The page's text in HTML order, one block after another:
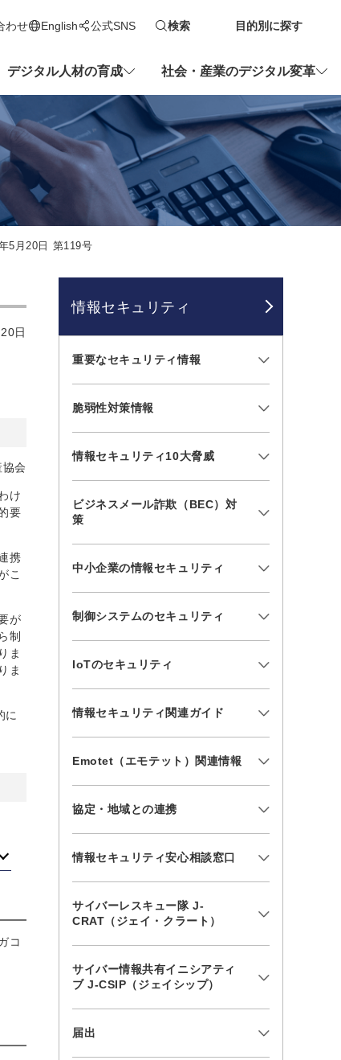
わせ English
新しいタブで開きます
公式SNS 検索 目的別に探す
デジタル人材の育成 社会・産業のデジタル変革
5月20日 第119号
日
会
け
要
携
こ
が
制
ま
ま
に
コ
情報セキュリティ
重要なセキュリティ情報
脆弱性対策情報
情報セキュリティ10大脅威
ビジネスメール詐欺（BEC）対
策
中小企業の情報セキュリティ
制御システムのセキュリティ
IoTのセキュリティ
情報セキュリティ関連ガイド
Emotet（エモテット）関連情報
協定・地域との連携
情報セキュリティ安心相談窓口
サイバーレスキュー隊 J-
CRAT（ジェイ・クラート）
サイバー情報共有イニシアティ
ブ J-CSIP（ジェイシップ）
届出